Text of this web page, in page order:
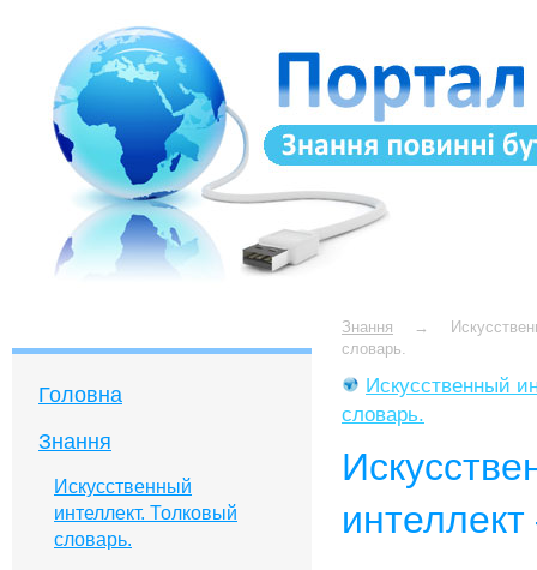
Головна
Знання
Искусственный
интеллект. Толковый
словарь.
Знання →
словарь.
Искусственный
словарь.